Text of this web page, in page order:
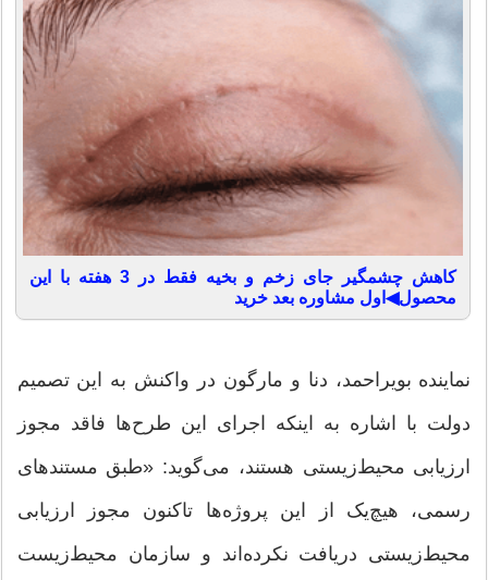
کاهش چشمگیر جای زخم و بخیه فقط در 3 هفته با این
محصول◀اول مشاوره بعد خرید
نماینده بویراحمد، دنا و مارگون در واکنش به این تصمیم
دولت با اشاره به اینکه اجرای این طرح‌ها فاقد مجوز
ارزیابی محیط‌زیستی‌ هستند، می‌گوید: «طبق مستندهای
رسمی، هیچ‌یک از این پروژه‌ها تاکنون مجوز ارزیابی
محیط‌زیستی دریافت نکرده‌اند و سازمان محیط‌زیست